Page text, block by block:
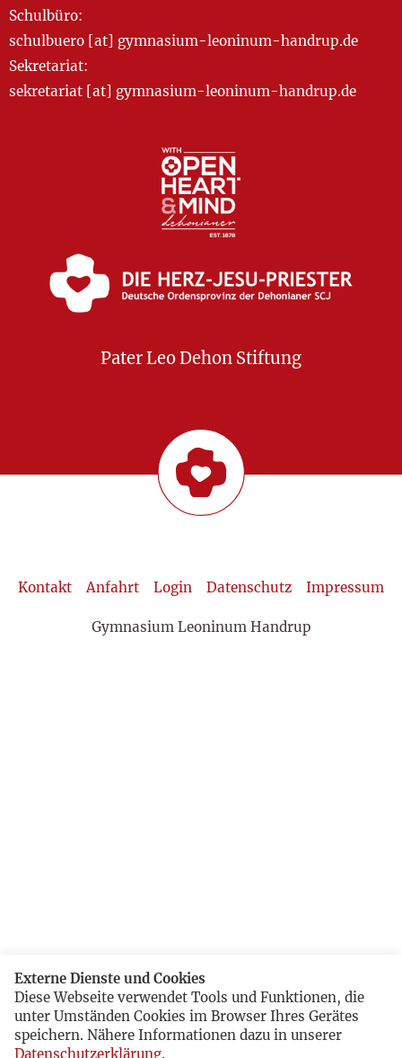
Schulbüro:
schulbuero [at] gymnasium-leoninum-handrup.de
Sekretariat:
sekretariat [at] gymnasium-leoninum-handrup.de
Pater Leo Dehon Stiftung
Kontakt Anfahrt Login Datenschutz Impressum
Gymnasium Leoninum Handrup
Externe Dienste und Cookies
Diese Webseite verwendet Tools und Funktionen, die
unter Umständen Cookies im Browser Ihres Gerätes
speichern. Nähere Informationen dazu in unserer
Datenschutzerklärung.